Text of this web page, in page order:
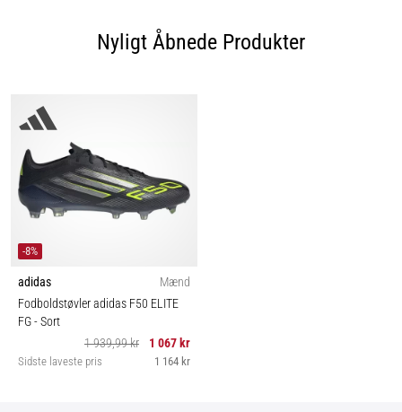
Nyligt Åbnede Produkter
-8%
adidas
Mænd
Fodboldstøvler adidas F50 ELITE
FG- Sort
1 939,99 kr
1 067 kr
Sidste laveste pris 1 164 kr